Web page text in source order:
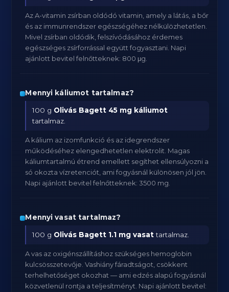
Az A-vitamin zsírban oldódó vitamin, amely a látás, a bőr
és az immunrendszer egészségéhez nélkülözhetetlen.
Mivel zsírban oldódik, felszívódásához érdemes
egészséges zsírforrással együtt fogyasztani. Napi
ajánlott bevitel felnőtteknek: 800 μg.
Mennyi káliumot tartalmaz?
100 g Olivás Bagett 45 mg káliumot
tartalmaz.
A kálium az izomfunkció és az idegrendszer
működéséhez elengedhetetlen elektrolit. Magas
káliumtartalmú étrend emellett segíthet ellensúlyozni a
só okozta vízretenciót, ami fogyásnál különösen jól jön.
Napi ajánlott bevitel felnőtteknek: 3500 mg.
Mennyi vasat tartalmaz?
100 g Olivás Bagett 1.1 mg vasattartalmaz.
A vas az oxigénszállításhoz szükséges hemoglobin
kulcsösszetevője. Vashiány fáradtságot, csökkent
terhelhetőséget okozhat — ami edzés alapú fogyásnál
közvetlenül rontja a teljesítményt. Napi ajánlott bevitel: